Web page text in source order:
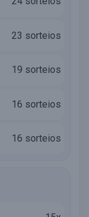
23 sorteios
19 sorteios
16 sorteios
16 sorteios